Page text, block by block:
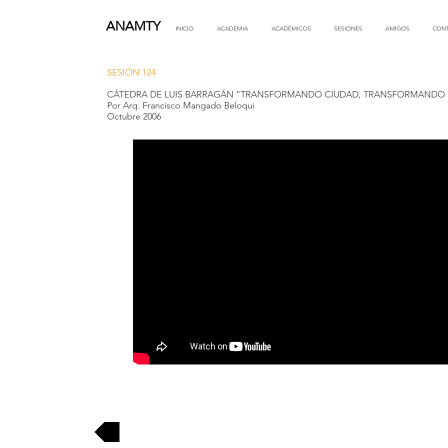
ANAMTY INICIO ACADEMIA ACADÉMICOS SESIONES AMIGOS
SESIÓN 124
CÁTEDRA DE LUIS BARRAGÁN "TRANSFORMANDO CIUDAD, TRANSFORMANDO
Por Arq. Francisco Mangado Beloqui
Octubre 2006